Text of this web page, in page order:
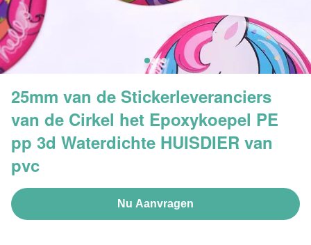
25mm van de Stickerleveranciers
van de Cirkel het Epoxykoepel PE
pp 3d Waterdichte HUISDIER van
pvc
Nu Aanvragen